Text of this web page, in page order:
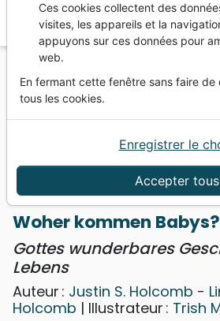
Vous ne pouvez pas créer de
depuis votre pays (United States).
Enfants
4 à 6
Woher kommen Babys? -
Geschenk des Lebens
Woher kommen Babys?
Gottes wunderbares
Lebens
Auteur : Justin S. Holcomb -
Holcomb | Illustrateur : Trish
Ces cookies collectent des
visites, les appareils et la
appuyons sur ces données pour
web.
En fermant cette fenêtre sans faire
tous les cookies.
Accepter tous
Enregistrer le